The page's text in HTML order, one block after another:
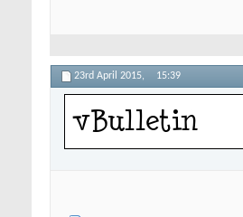
23rd April 2015, 15:39